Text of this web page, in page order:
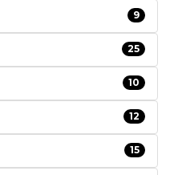
9
25
10
12
15